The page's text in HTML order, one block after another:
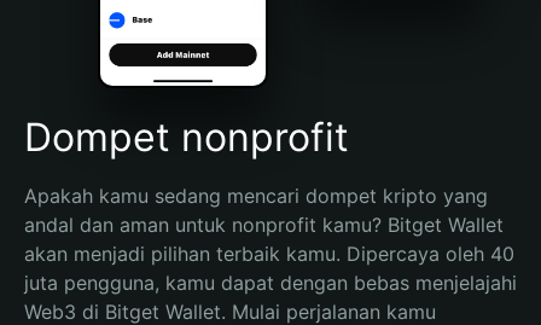
Português (Brasil)
Español (Argentina)
Dompet nonprofit
Apakah kamu sedang mencari dompet kripto yang
andal dan aman untuk nonprofit kamu? Bitget Wallet
akan menjadi pilihan terbaik kamu. Dipercaya oleh 40
juta pengguna, kamu dapat dengan bebas menjelajahi
Web3 di Bitget Wallet. Mulai perjalanan kamu